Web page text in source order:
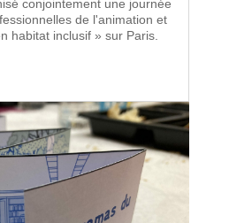
conjointement une journée
de l'animation et
habitat inclusif » sur Paris.